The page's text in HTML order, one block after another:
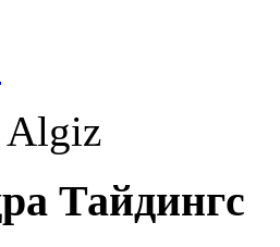
Algiz
Тайдингс